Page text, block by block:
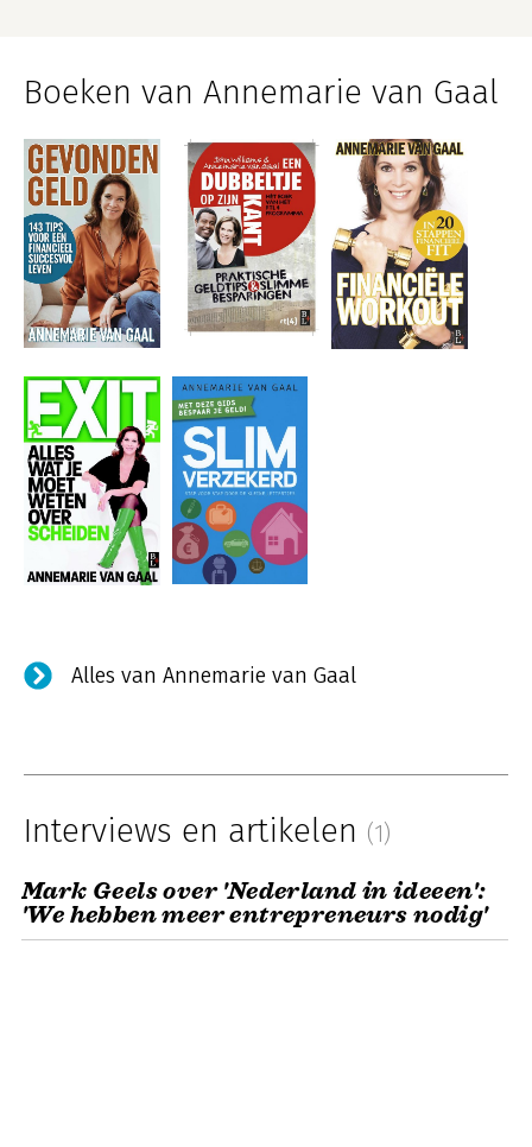
Boeken van Annemarie van Gaal
Alles van Annemarie van Gaal
Interviews en artikelen (1)
Mark Geels over 'Nederland in ideeen':
'We hebben meer entrepreneurs nodig'